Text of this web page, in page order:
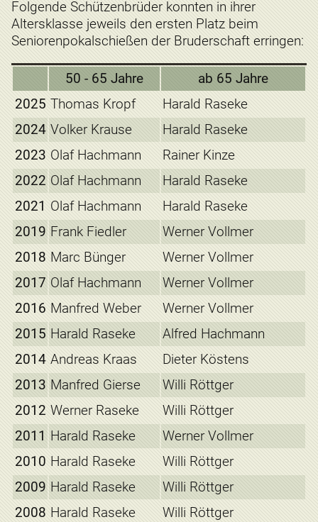
Folgende Schützenbrüder konnten in ihrer
Altersklasse jeweils den ersten Platz beim
Seniorenpokalschießen der Bruderschaft erringen:
50 - 65 Jahre
ab 65 Jahre
2025 Thomas Kropf
Harald Raseke
2024 Volker Krause
Harald Raseke
2023 Olaf Hachmann
Rainer Kinze
2022 Olaf Hachmann
Harald Raseke
2021 Olaf Hachmann
Harald Raseke
2019 Frank Fiedler
Werner Vollmer
2018 Marc Bünger
Werner Vollmer
2017 Olaf Hachmann
Werner Vollmer
2016 Manfred Weber
Werner Vollmer
2015 Harald Raseke
Alfred Hachmann
2014 Andreas Kraas
Dieter Köstens
2013 Manfred Gierse
Willi Röttger
2012 Werner Raseke
Willi Röttger
2011 Harald Raseke
Werner Vollmer
2010 Harald Raseke
Willi Röttger
2009 Harald Raseke
Willi Röttger
2008 Harald Raseke
Willi Röttger